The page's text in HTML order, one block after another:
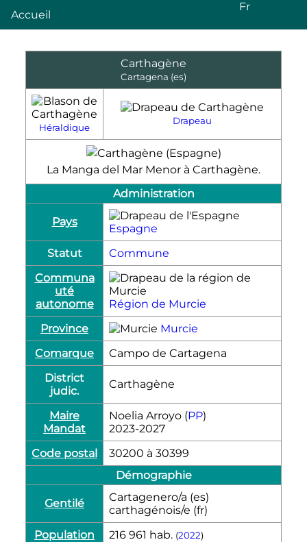
Accueil
Fr
Carthagène
Cartagena (es)
Héraldique
Drapeau
La Manga del Mar Menor à Carthagène.
Administration
Pays
Espagne
Statut
Commune
Communa
uté
autonome
Région de Murcie
Province
Murcie
Comarque
Campo de Cartagena
District
judic.
Carthagène
Maire
Mandat
Noelia Arroyo (PP)
2023-2027
Code postal
30200 à 30399
Démographie
Gentilé Cartagenero/a (es)
carthagénois/e (fr)
Population
216 961 hab. (2022)